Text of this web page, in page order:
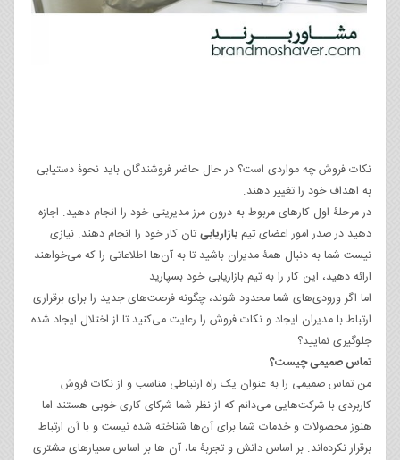
نکات فروش چه مواردی است؟ در حال حاضر فروشندگان باید نحوۀ دستیابی
به اهداف خود را تغییر دهند.
در مرحلۀ اول کارهای مربوط به درون مرز مدیریتی خود را انجام دهید. اجازه
دهید در صدر امور اعضای تیم بازار‌یابی‌تان کار خود را انجام دهند. نیازی
نیست شما به دنبال همۀ مدیران باشید تا به آن‌ها اطلاعاتی را که می‌خواهند
ارائه دهید، این کار را به تیم بازاریابی خود بسپارید.
اما اگر ورودی‌های شما محدود شوند، چگونه فرصت‌های جدید را برای برقراری
ارتباط با مدیران ایجاد و نکات فروش را رعایت می‌کنید تا از اختلال ایجاد شده
جلوگیری نمایید؟
تماس صمیمی چیست؟
من تماس صمیمی را به عنوان یک راه ارتباطی مناسب و از نکات فروش
کاربردی با شرکت‌هایی می‌دانم که از نظر شما شرکای کاری خوبی هستند اما
هنوز محصولات و خدمات شما برای آن‌ها شناخته شده نیست و با آن‌ ارتباط
برقرار نکرده‌اند. بر اساس دانش و تجربۀ ما، آن ها بر اساس معیارهای مشتری